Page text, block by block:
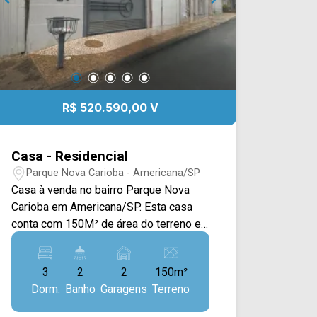
R$ 520.590,00 V
Casa - Residencial
Parque Nova Carioba - Americana/SP
Casa à venda no bairro Parque Nova
Carioba em Americana/SP. Esta casa
conta com 150M² de área do terreno e
119M² de construção, sendo dispostos
em uma ampla sala de estar e jantar
integradas, cozinha com armários e
área de serviço. > 02 quartos, sendo 01
suíte; > 02 banheiros, sendo 01 social; >
3
Dorm.
2
Banho
2
Garagens
150m²
Terreno